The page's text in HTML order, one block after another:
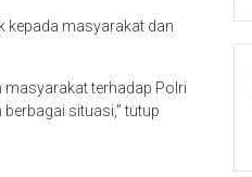
kepada masyarakat dan
masyarakat terhadap Polri
situasi,” tutup